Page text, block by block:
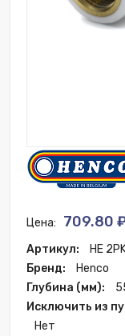
Цена: 709.80
Артикул:
HE
Бренд:
Henco
Глубина (мм):
Исключить из
Нет